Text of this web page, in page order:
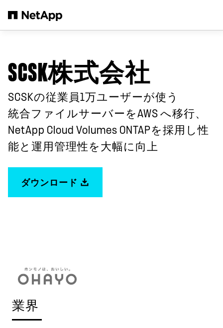
SCSK株式会社
SCSKの従業員1万ユーザーが使う
統合ファイルサーバーをAWS へ移行、
NetApp Cloud Volumes ONTAPを採用し性
能と運用管理性を大幅に向上
ダウンロード
業界